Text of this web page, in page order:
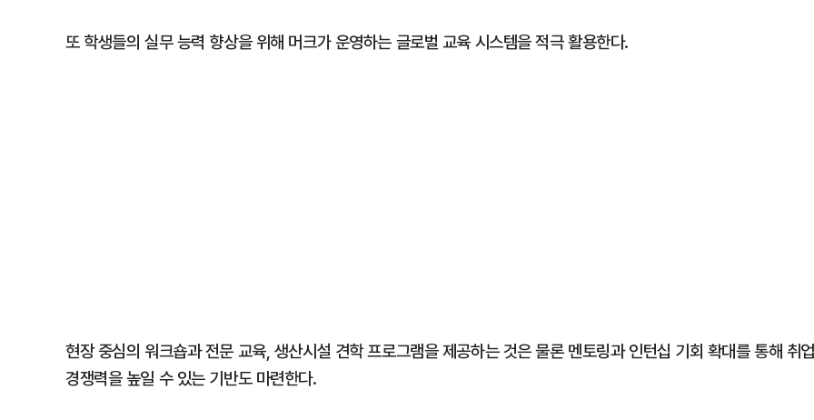
또 학생들의 실무 능력 향상을 위해 머크가 운영하는 글로벌 교육 시스템을 적극 활용한다.
현장 중심의 워크숍과 전문 교육, 생산시설 견학 프로그램을 제공하는 것은 물론 멘토링과 인턴십 기회 확대를 통해 취
경쟁력을 높일 수 있는 기반도 마련한다.